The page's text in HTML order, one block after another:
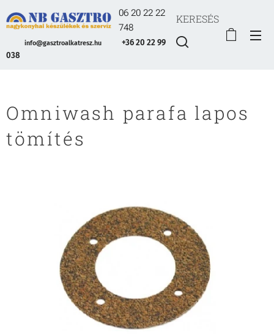
06 20 22 22
748
info@gasztroalkatresz.hu
+36 20 22 99
038
KERESÉS
Omniwash parafa lapos
tömítés